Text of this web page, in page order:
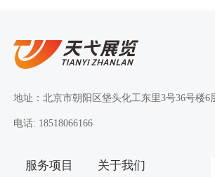
地址：北京市朝阳区垡头化工东里3号36号楼6
电话: 18518066166
服务项目 关于我们